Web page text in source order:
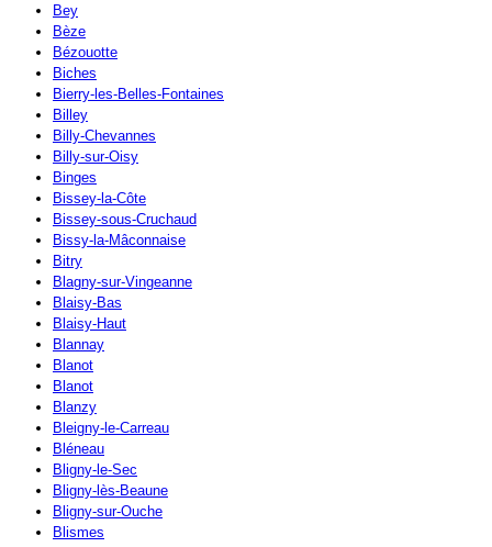
Bey
Bèze
Bézouotte
Biches
Bierry-les-Belles-Fontaines
Billey
Billy-Chevannes
Billy-sur-Oisy
Binges
Bissey-la-Côte
Bissey-sous-Cruchaud
Bissy-la-Mâconnaise
Bitry
Blagny-sur-Vingeanne
Blaisy-Bas
Blaisy-Haut
Blannay
Blanot
Blanot
Blanzy
Bleigny-le-Carreau
Bléneau
Bligny-le-Sec
Bligny-lès-Beaune
Bligny-sur-Ouche
Blismes